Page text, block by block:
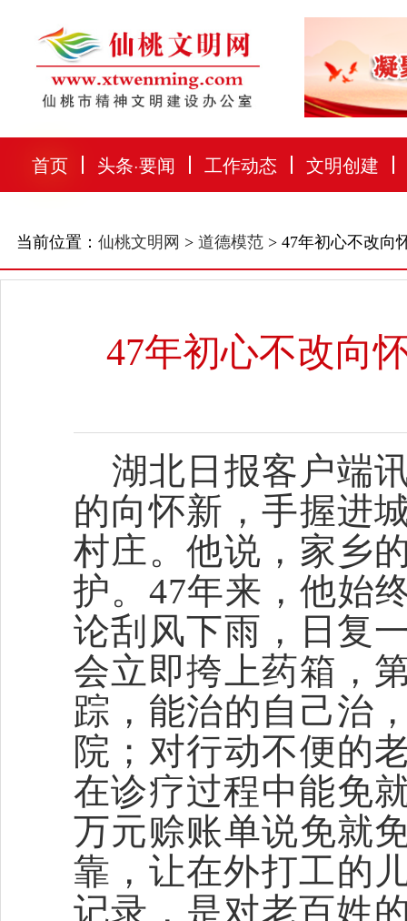
首页 头条·要闻 工作动态 文明创建
当前位置： 仙桃文明网 > 道德模范 > 47年初心不改向
47年初心不改向
湖北日报客户端
的向怀新，手握进
村庄。他说，家乡
护。47年来，他始
论刮风下雨，日复
会立即挎上药箱，
踪，能治的自己治
院；对行动不便的
在诊疗过程中能免
万元赊账单说免就
靠，让在外打工的
记录，是对老百姓